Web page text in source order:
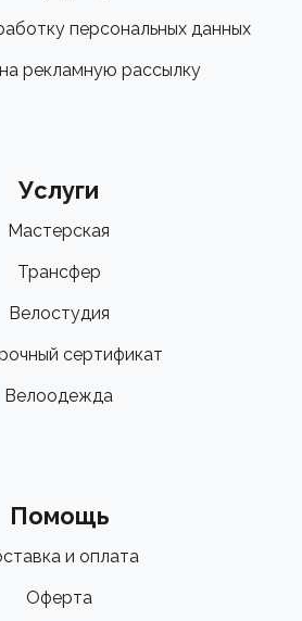
персональных данных
рекламную рассылку
Услуги
Мастерская
Трансфер
Велостудия
сертификат
Велоодежда
Помощь
и оплата
Оферта